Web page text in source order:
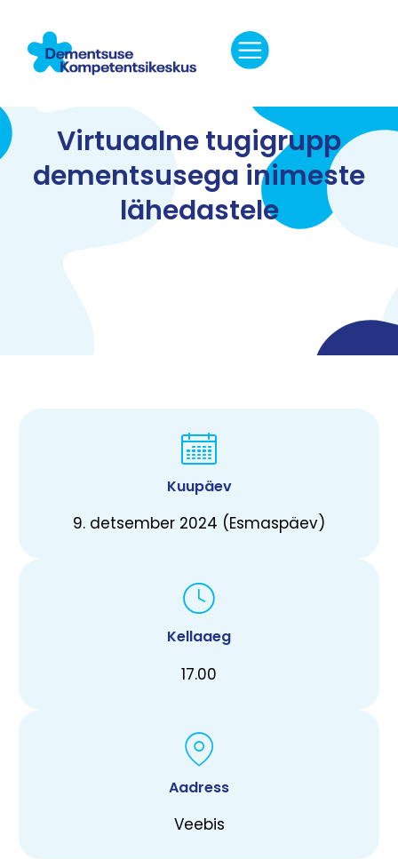
Virtuaalne tugigrupp
dementsusega inimeste
lähedastele
Kuupäev
9. detsember 2024 (Esmaspäev)
Kellaaeg
17.00
Aadress
Veebis